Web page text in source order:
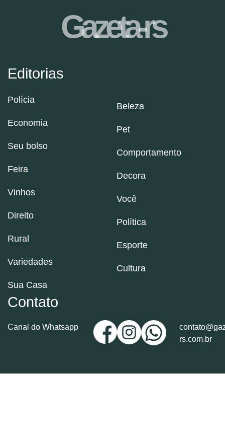
Editorias
Polícia
Economia
Seu bolso
Feira
Vinhos
Direito
Rural
Variedades
Sua Casa
Beleza
Pet
Comportamento
Decora
Você
Política
Esporte
Cultura
Contato
Canal do Whatsapp
rs.com.br
Gazeta-rs